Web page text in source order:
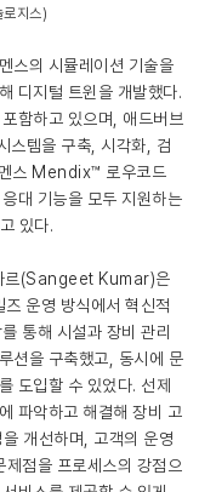
지스)
스의 시뮬레이션 기술을
디지털 트윈을 개발했다.
함하고 있으며, 애드버브
스템을 구축, 시각화, 검
스 Mendix™ 로우코드
대 기능을 모두 지원하는
있다.
르(Sangeet Kumar)은
운영 방식에서 혁신적
통해 시설과 장비 관리
션을 구축했고, 동시에 문
도입할 수 있었다. 선제
파악하고 해결해 장비 고
개선하며, 고객의 운영
점을 프로세스의 강점으